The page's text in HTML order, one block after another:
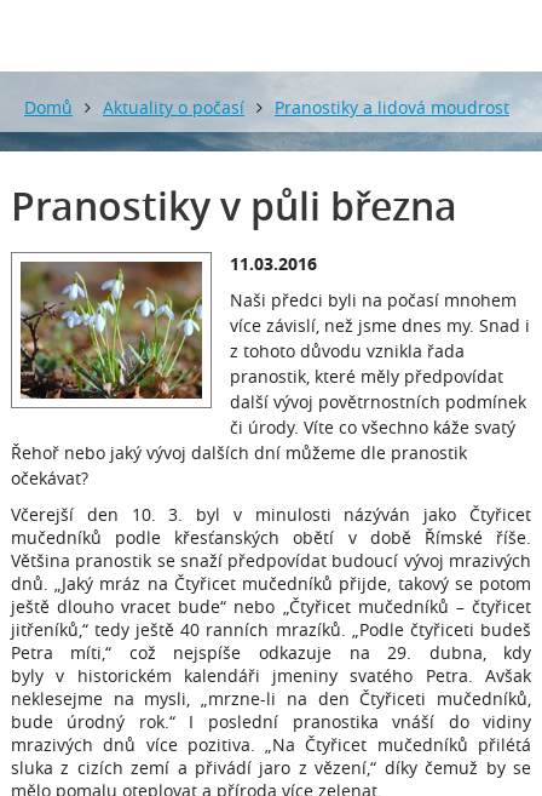
Domů Aktuality o počasí Pranostiky a lidová moudrost
o počasí Pranostiky v půli března
Pranostiky v půli března
11.03.2016
Naši předci byli na počasí mnohem
více závislí, než jsme dnes my. Snad i
z tohoto důvodu vznikla řada
pranostik, které měly předpovídat
další vývoj povětrnostních podmínek
či úrody. Víte co všechno káže svatý
Řehoř nebo jaký vývoj dalších dní můžeme dle pranostik
očekávat?
Včerejší den 10. 3. byl v minulosti názýván jako Čtyřicet
mučedníků podle křesťanských obětí v době Římské říše.
Většina pranostik se snaží předpovídat budoucí vývoj mrazivých
dnů. „Jaký mráz na Čtyřicet mučedníků přijde, takový se potom
ještě dlouho vracet bude“ nebo „Čtyřicet mučedníků – čtyřicet
jitřeníků,“ tedy ještě 40 ranních mrazíků. „Podle čtyřiceti budeš
Petra míti,“ což nejspíše odkazuje na 29. dubna, kdy
byly v historickém kalendáři jmeniny svatého Petra. Avšak
neklesejme na mysli, „mrzne-li na den Čtyřiceti mučedníků,
bude úrodný rok.“ I poslední pranostika vnáší do vidiny
mrazivých dnů více pozitiva. „Na Čtyřicet mučedníků přilétá
sluka z cizích zemí a přivádí jaro z vězení,“ díky čemuž by se
mělo pomalu oteplovat a příroda více zelenat.